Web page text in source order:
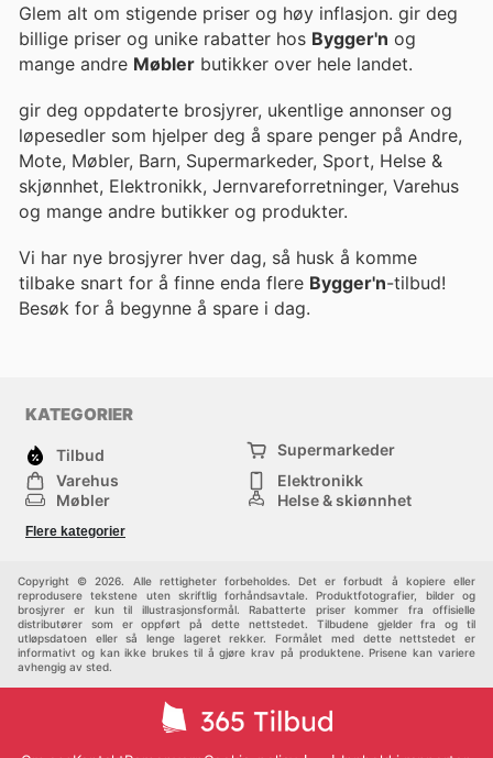
Glem alt om stigende priser og høy inflasjon. gir deg
billige priser og unike rabatter hos Bygger'n og
mange andre Møbler butikker over hele landet.
gir deg oppdaterte brosjyrer, ukentlige annonser og
løpesedler som hjelper deg å spare penger på Andre,
Mote, Møbler, Barn, Supermarkeder, Sport, Helse &
skjønnhet, Elektronikk, Jernvareforretninger, Varehus
og mange andre butikker og produkter.
Vi har nye brosjyrer hver dag, så husk å komme
tilbake snart for å finne enda flere Bygger'n-tilbud!
Besøk for å begynne å spare i dag.
KATEGORIER
Tilbud
Supermarkeder
Varehus
Elektronikk
Møbler
Helse & skjønnhet
Sport
Flere kategorier
Copyright © 2026. Alle rettigheter forbeholdes. Det er forbudt å kopiere eller
reprodusere tekstene uten skriftlig forhåndsavtale. Produktfotografier, bilder og
brosjyrer er kun til illustrasjonsformål. Rabatterte priser kommer fra offisielle
distributører som er oppført på dette nettstedet. Tilbudene gjelder fra og til
utløpsdatoen eller så lenge lageret rekker. Formålet med dette nettstedet er
informativt og kan ikke brukes til å gjøre krav på produktene. Prisene kan variere
avhengig av sted.